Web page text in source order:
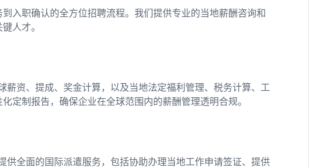
入职确认的全方位招聘流程。我们提供专业的当地薪酬咨询和
人才。
薪资、提成、奖金计算，以及当地法定福利管理、税务计算、工
定制报告，确保企业在全球范围内的薪酬管理透明合规。
供全面的国际派遣服务，包括协助办理当地工作申请签证、提供